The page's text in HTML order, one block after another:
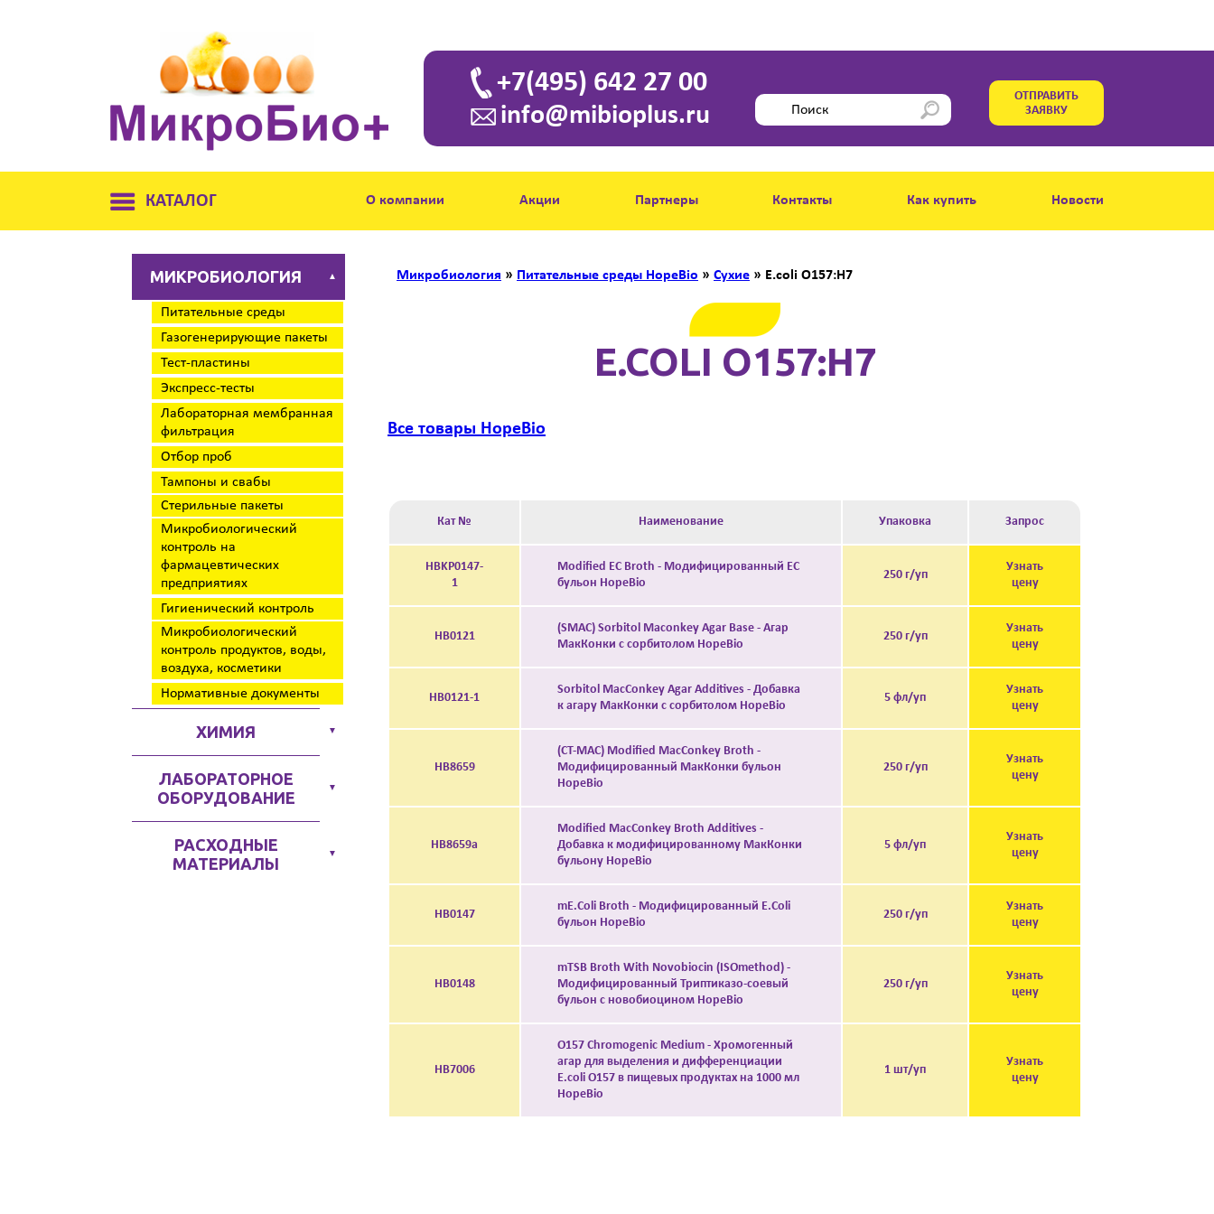
+7(495) 642 27 00
info@mibioplus.ru
ОТПРАВИТЬ
ЗАЯВКУ
КАТАЛОГ О компании Акции Партнеры Контакты Как купить Новости
МИКРОБИОЛОГИЯ ▲
Питательные среды
Газогенерирующие пакеты
Тест-пластины
Экспресс-тесты
Лабораторная мембранная
фильтрация
Отбор проб
Тампоны и свабы
Стерильные пакеты
Микробиологический
контроль на
фармацевтических
предприятиях
Гигиенический контроль
Микробиологический
контроль продуктов, воды,
воздуха, косметики
Нормативные документы
ХИМИЯ ▼
ЛАБОРАТОРНОЕ
ОБОРУДОВАНИЕ
▼
РАСХОДНЫЕ
МАТЕРИАЛЫ
▼
Микробиология » Питательные среды HopeBio » Сухие » E.coli O157:H7
E.COLI O157:H7
Все товары HopeBio
Кат № Наименование Упаковка Запрос
HBKP0147-
1
Modified EC Broth - Модифицированный EC
бульон HopeBio
250 г/уп
Узнать
цену
HB0121
(SMAC) Sorbitol Maconkey Agar Base - Агар
МакКонки c сорбитолом HopeBio
250 г/уп
Узнать
цену
HB0121-1
Sorbitol MacConkey Agar Additives - Добавка
к агару МакКонки c сорбитолом HopeBio
5 фл/уп
Узнать
цену
HB8659
(CT-MAC) Modified MacConkey Broth -
Модифицированный МакКонки бульон
HopeBio
250 г/уп
Узнать
цену
HB8659a
Modified MacConkey Broth Additives -
Добавка к модифицированному МакКонки
бульону HopeBio
5 фл/уп
Узнать
цену
HB0147
mE.Coli Broth - Модифицированный E.Coli
бульон HopeBio
250 г/уп
Узнать
цену
HB0148
mTSB Broth With Novobiocin (ISOmethod) -
Модифицированный Триптиказо-соевый
бульон с новобиоцином HopeBio
250 г/уп
Узнать
цену
HB7006
O157 Chromogenic Medium - Хромогенный
агар для выделения и дифференциации
E.coli O157 в пищевых продуктах на 1000 мл
HopeBio
1 шт/уп
Узнать
цену